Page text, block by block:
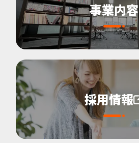
事業内容
採用情報